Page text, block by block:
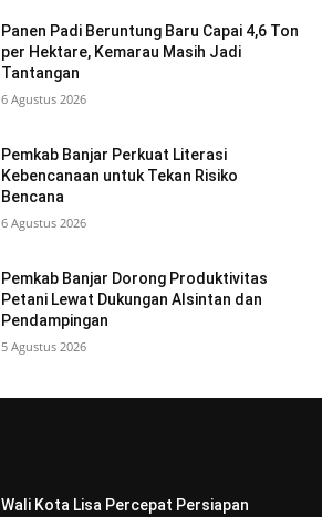
Panen Padi Beruntung Baru Capai 4,6 Ton
per Hektare, Kemarau Masih Jadi
Tantangan
6 Agustus 2026
Pemkab Banjar Perkuat Literasi
Kebencanaan untuk Tekan Risiko
Bencana
6 Agustus 2026
Pemkab Banjar Dorong Produktivitas
Petani Lewat Dukungan Alsintan dan
Pendampingan
5 Agustus 2026
Wali Kota Lisa Percepat Persiapan